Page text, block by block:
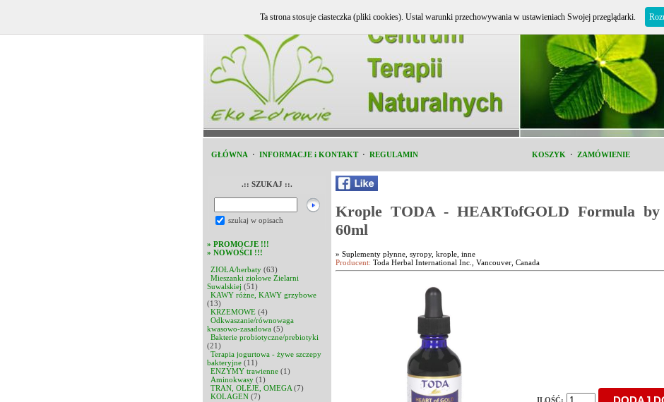
GŁÓWNA · INFORMACJE i KONTAKT · REGULAMIN KOSZYK · ZAMÓWIENIE
.:: SZUKAJ ::.
szukaj w opisach
» PROMOCJE !!!
» NOWOŚCI !!!
ZIOŁA/herbaty (63)
Mieszanki ziołowe Zielarni
Suwalskiej (51)
KAWY różne, KAWY grzybowe
(13)
KRZEMOWE (4)
Odkwaszanie/równowaga
kwasowo-zasadowa (5)
Bakterie probiotyczne/prebiotyki
(21)
Terapia jogurtowa - żywe szczepy
bakteryjne (11)
ENZYMY trawienne (1)
Aminokwasy (1)
TRAN, OLEJE, OMEGA (7)
KOLAGEN (7)
Krople TODA - HEARTofGOLD Formula
60ml
» Suplementy płynne, syropy, krople, inne
Producent: Toda Herbal International Inc., Vancouver, Canada
ILOŚĆ:
Ta strona stosuje ciasteczka (pliki cookies). Ustal warunki przechowywania w ustawieniach Swojej przeglądarki.